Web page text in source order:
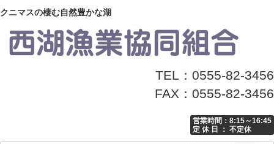
クニマスの棲む自然豊かな湖
TEL：0555-82-3456
FAX：0555-82-3456
営業時間：8:15～16:45
定 休 日 ： 不定休